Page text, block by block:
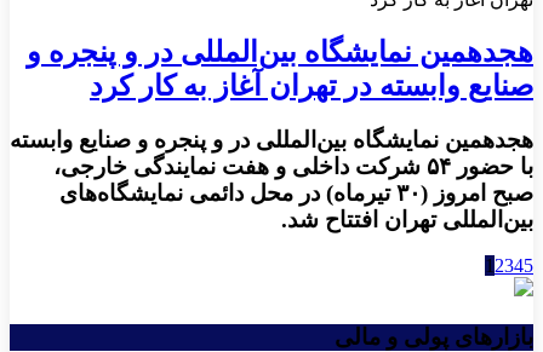
هجدهمین نمایشگاه بین‌المللی در و پنجره و
صنایع وابسته در تهران آغاز به کار کرد
هجدهمین نمایشگاه بین‌المللی در و پنجره و صنایع وابسته
با حضور ۵۴ شرکت داخلی و هفت نمایندگی خارجی،
صبح امروز (۳۰ تیرماه) در محل دائمی نمایشگاه‌های
بین‌المللی تهران افتتاح شد.
1 2345
بازارهای پولی و مالی